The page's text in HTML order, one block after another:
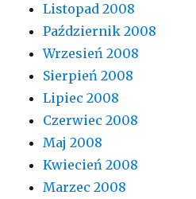
Listopad 2008
Październik 2008
Wrzesień 2008
Sierpień 2008
Lipiec 2008
Czerwiec 2008
Maj 2008
Kwiecień 2008
Marzec 2008